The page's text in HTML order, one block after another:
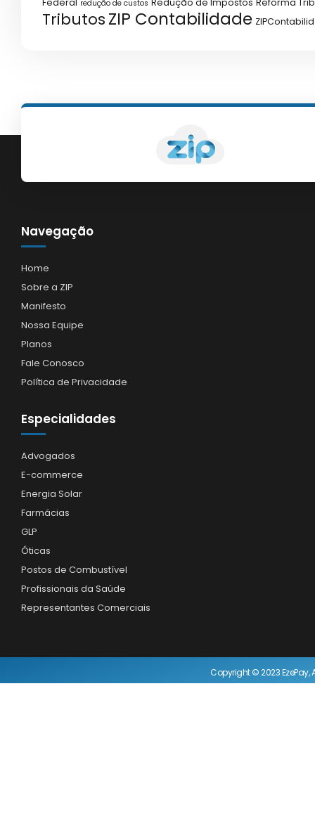
Federal redução de custos Redução de Impostos Reforma
TributosZIP Contabilidade
Navegação
Home
Sobre a ZIP
Manifesto
Nossa Equipe
Planos
Fale Conosco
Política de Privacidade
Especialidades
Advogados
E-commerce
Energia Solar
Farmácias
GLP
Óticas
Postos de Combustível
Profissionais da Saúde
Representantes Comerciais
Copyright © 2023 EzePay,